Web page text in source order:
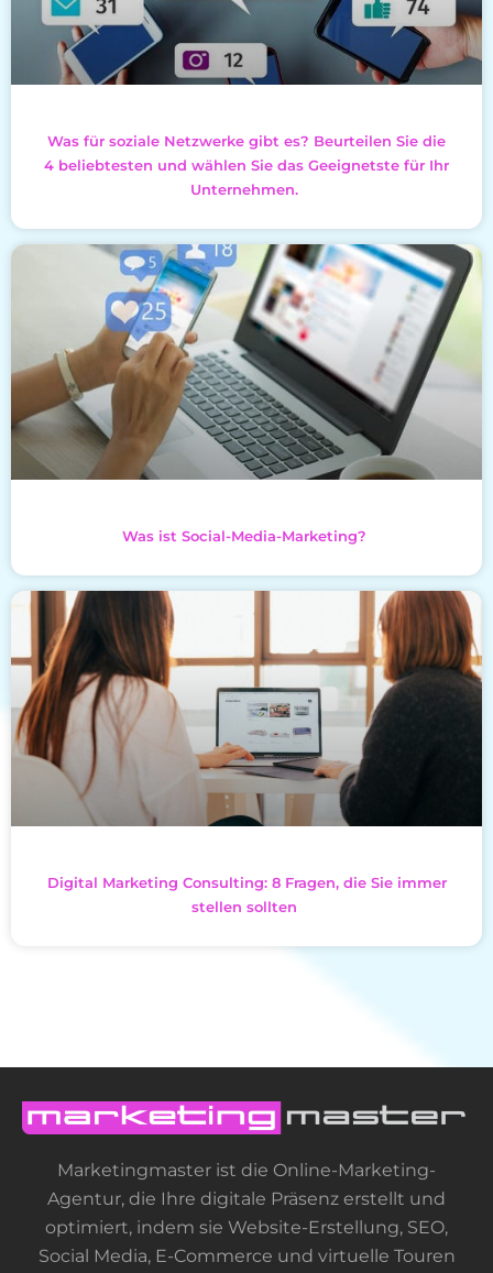
Was für soziale Netzwerke gibt es? Beurteilen Sie die
4 beliebtesten und wählen Sie das Geeignetste für Ihr
Unternehmen.
Was ist Social-Media-Marketing?
Digital Marketing Consulting: 8 Fragen, die Sie immer
stellen sollten
Marketingmaster ist die Online-Marketing-
Agentur, die Ihre digitale Präsenz erstellt und
optimiert, indem sie Website-Erstellung, SEO,
Social Media, E-Commerce und virtuelle Touren